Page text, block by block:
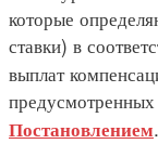
которые
ставки) в
выплат
предусмотренных
Постановлением.